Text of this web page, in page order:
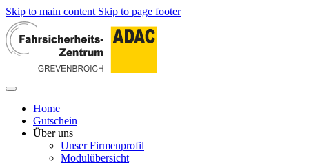
Skip to main content Skip to page footer
Home
Gutschein
Über uns
Unser Firmenprofil
Modulübersicht